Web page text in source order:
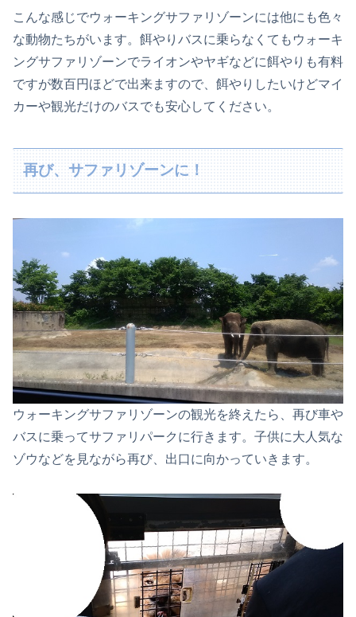
こんな感じでウォーキングサファリゾーンには他にも色々
な動物たちがいます。餌やりバスに乗らなくてもウォーキ
ングサファリゾーンでライオンやヤギなどに餌やりも有料
ですが数百円ほどで出来ますので、餌やりしたいけどマイ
カーや観光だけのバスでも安心してください。
再び、サファリゾーンに！
ウォーキングサファリゾーンの観光を終えたら、再び車や
バスに乗ってサファリパークに行きます。子供に大人気な
ゾウなどを見ながら再び、出口に向かっていきます。